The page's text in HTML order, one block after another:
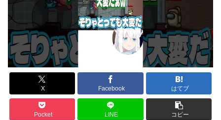
X Facebook はてブ
Pocket LINE コピー